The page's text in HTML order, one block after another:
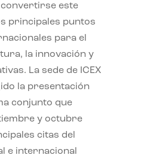
convertirse este
principales puntos
para el
la innovación y
La sede de ICEX
la presentación
conjunto que
y octubre
citas del
e internacional